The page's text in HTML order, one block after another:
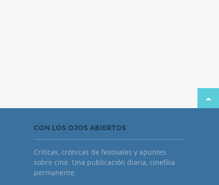
CON LOS OJOS ABIERTOS
Críticas, crónicas de festivales y apuntes
sobre cine. Una publicación diaria, cinefilia
permanente.